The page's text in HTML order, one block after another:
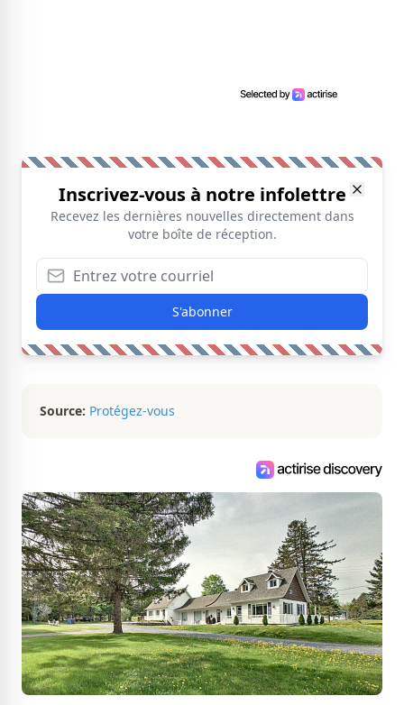
Inscrivez-vous à notre infolettre
Recevez les dernières nouvelles directement dans
votre boîte de réception.
S'abonner
Source: Protégez-vous